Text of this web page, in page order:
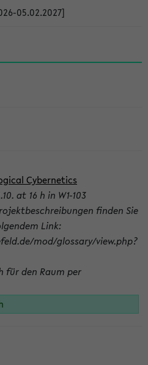
05.02.2027]
Cybernetics
at 16 h in W1-103
finden Sie
Link:
mod/glossary/view.php?
für den Raum per